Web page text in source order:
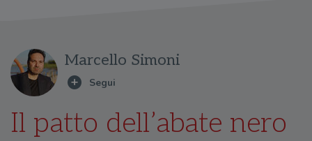
Marcello Simoni
Il patto dell’abate nero